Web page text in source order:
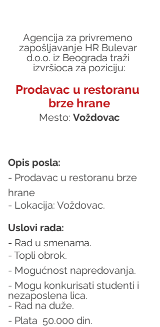
Agencija za privremeno
zapošljavanje HR Bulevar
d.o.o. iz Beograda traži
izvršioca za poziciju:
Prodavac u restoranu
brze hrane
Mesto: Voždovac
Opis posla:
- Prodavac u restoranu brze
hrane
- Lokacija: Voždovac.
Uslovi rada:
- Rad u smenama.
- Topli obrok.
- Mogućnost napredovanja.
- Mogu konkurisati studenti i
nezaposlena lica.
- Rad na duže.
- Plata  50.000 din.